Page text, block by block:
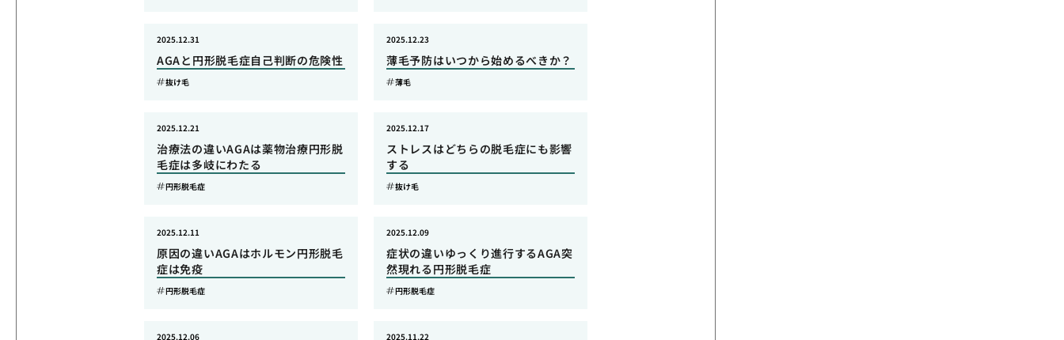
AGAと円形脱毛症自己判断の危険性
2025.12.31
抜け毛
薄毛予防はいつから始めるべきか？
2025.12.23
薄毛
治療法の違いAGAは薬物治療円形脱
毛症は多岐にわたる
2025.12.21
円形脱毛症
ストレスはどちらの脱毛症にも影響
する
2025.12.17
抜け毛
原因の違いAGAはホルモン円形脱毛
症は免疫
2025.12.11
円形脱毛症
症状の違いゆっくり進行するAGA突
然現れる円形脱毛症
2025.12.09
円形脱毛症
2025.12.06 2025.11.22